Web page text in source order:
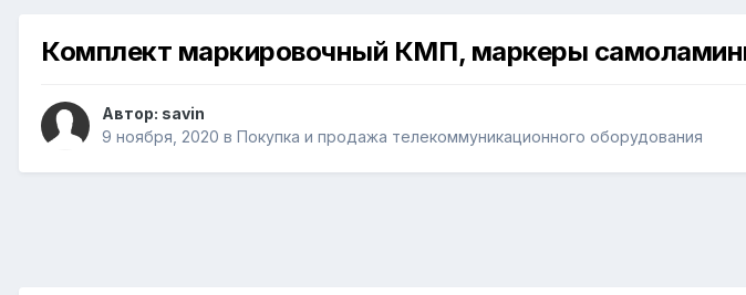
Комплект маркировочный КМП, маркеры
Автор: savin
9 ноября, 2020 в Покупка и продажа телекоммуникационного оборудования